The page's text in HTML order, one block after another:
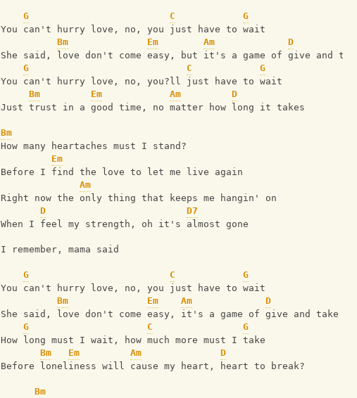
G C
G
You can't hurry love, no, you just have to wait
Bm
Em Am
D
She said, love don't come easy, but it's a game of give and take
G
C
G
You can't hurry love, no, you?ll just have to wait
Bm
Em Am
D
Just trust in a good time, no matter how long it takes
Bm
How many heartaches must I stand?
Em
Before I find the love to let me live again
Am
Right now the only thing that keeps me hangin' on
D
D7
When I feel my strength, oh it's almost gone
I remember, mama said
G C
G
You can't hurry love, no, you just have to wait
Bm
Em Am
D
She said, love don't come easy, it's a game of give and take
G
C
G
How long must I wait, how much more must I take
Bm
Em Am
D
Before loneliness will cause my heart, heart to break?
Bm